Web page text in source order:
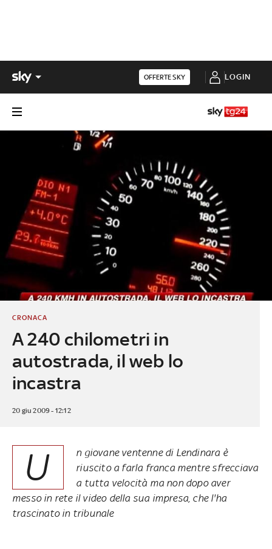
OFFERTE SKY LOGIN
A 240 chilometri in
autostrada, il web lo
incastra
CRONACA
20 giu 2009 - 12:12
U
n giovane ventenne di Lendinara è
riuscito a farla franca mentre sfrecciava
a tutta velocità ma non dopo aver
messo in rete il video della sua impresa, che l'ha
trascinato in tribunale